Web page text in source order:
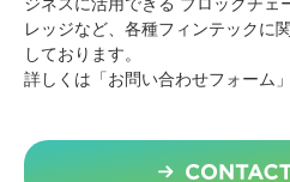
レッジなど、各種フィンテックに
しております。
詳しくは「お問い合わせフォーム